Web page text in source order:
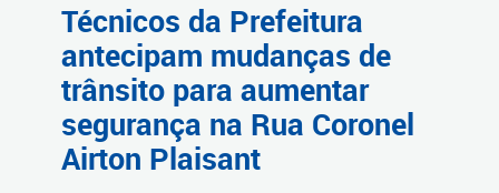
Técnicos da Prefeitura
antecipam mudanças de
trânsito para aumentar
segurança na Rua Coronel
Airton Plaisant